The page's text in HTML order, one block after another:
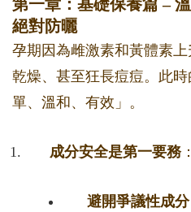
第一章：基礎保養篇 –
絕對防曬
孕期因為雌激素和黃體素上
乾燥、甚至狂長痘痘。此
單、溫和、有效」。
成分安全是第一要務：
避開爭議性成分